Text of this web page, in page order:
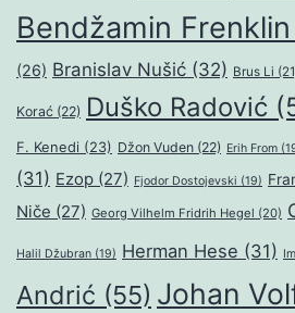
Bendžamin Frenklin
(26) Branislav Nušić (32) Brus Li
Korać (22) Duško Radović
F. Kenedi (23) Džon Vuden (22) Erih From
(31) Ezop (27) Fjodor Dostojevski (19)
Niče (27) Georg Vilhelm Fridrih Hegel (20)
Halil Džubran (19) Herman Hese (31)
Andrić (55) Johan